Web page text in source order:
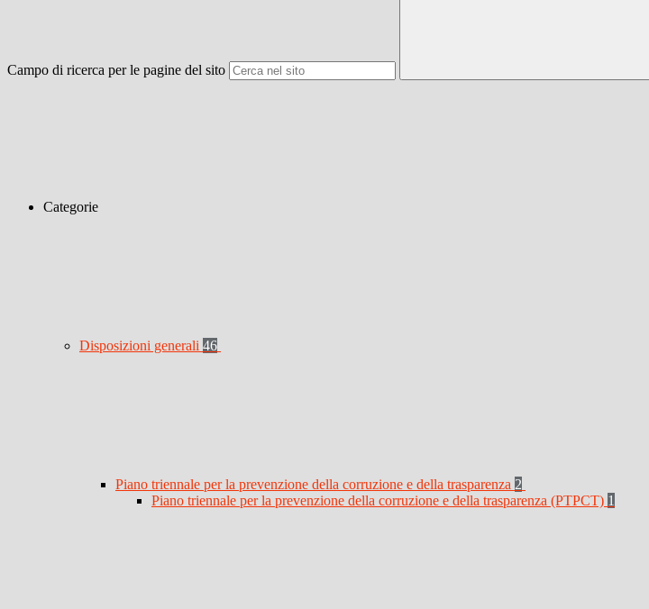
Campo di ricerca per le pagine del sito
Categorie
Disposizioni generali 46
Piano triennale per la prevenzione della corruzione e della trasparenza 2
Piano triennale per la prevenzione della corruzione e della trasparenza (PTPCT) 1